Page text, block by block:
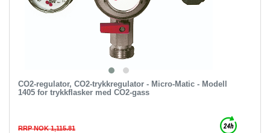
CO2-regulator, CO2-trykkregulator - Micro-Matic - Modell
1405 for trykkflasker med CO2-gass
RRP NOK 1,115.81